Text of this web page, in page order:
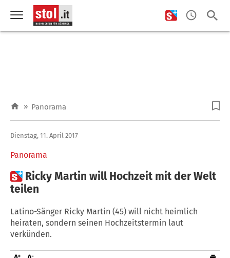
» Panorama
Panorama
Dienstag, 11. April 2017
 Ricky Martin will Hochzeit mit der Welt
teilen
Latino-Sänger Ricky Martin (45) will nicht heimlich
heiraten, sondern seinen Hochzeitstermin laut
verkünden.